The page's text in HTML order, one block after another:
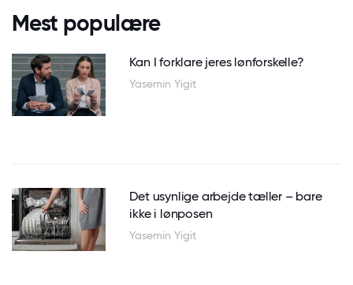
Mest populære
Kan I forklare jeres lønforskelle?
Yasemin Yigit
Det usynlige arbejde tæller – bare
ikke i lønposen
Yasemin Yigit